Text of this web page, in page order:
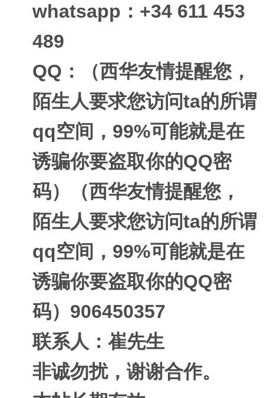
whatsapp：+34 611 453
489
QQ：（西华友情提醒您，
陌生人要求您访问ta的所谓
qq空间，99%可能就是在
诱骗你要盗取你的QQ密
码）（西华友情提醒您，
陌生人要求您访问ta的所谓
qq空间，99%可能就是在
诱骗你要盗取你的QQ密
码）906450357
联系人：崔先生
非诚勿扰，谢谢合作。